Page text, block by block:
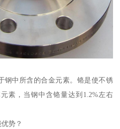
钢中所含的合金元素。铬是使不锈
素，当钢中含铬量达到1.2%左右
势？